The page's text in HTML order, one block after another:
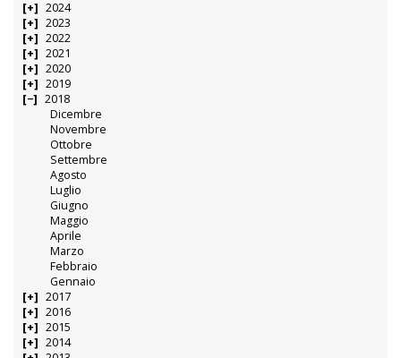
2024
2023
2022
2021
2020
2019
2018
Dicembre
Novembre
Ottobre
Settembre
Agosto
Luglio
Giugno
Maggio
Aprile
Marzo
Febbraio
Gennaio
2017
2016
2015
2014